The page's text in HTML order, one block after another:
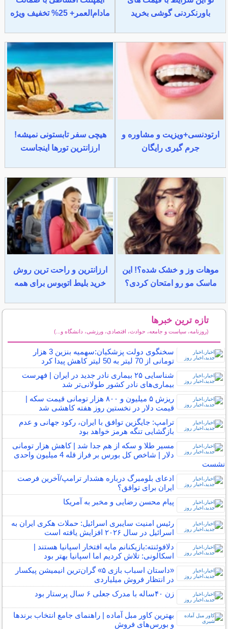
باورنکردنی گوشی بخرید
مادام‌العمر+ 25% تخفیف ویژه
ارتودنسی+ویزیت و مشاوره و
جرم گیری رایگان
هیچی سفر تابستونی نمیشه!
ارزانترین تورها اینجاست
موهات وز و خشک شده؟! این
ماسک مو رو امتحان کردی؟
ارزانترین و راحت ترین روش
خرید بلیط اتوبوس برای همه
تازه ترین خبرها
(روزنامه، سیاست و جامعه، حوادث، اقتصادی، ورزشی، دانشگاه و...)
سخنگوی دولت پزشکیان:سهمیه بنزین 3 هزار
تومانی از 70 لیتر به 50 لیتر کاهش پیدا کرد
شناسایی ۲۵ بیماری نادر جدید در ایران | فهرست
بیماری‌های نادر کشور طولانی‌تر شد
ریزش ۵ میلیون و ۸۰۰ هزار تومانی قیمت سکه |
قیمت دلار در نخستین روز هفته کاهشی شد
ترامپ: جایگزین توافق با ایران، رکود جهانی و عدم
بازگشایی تنگه هرمز خواهد بود
مسیر طلا و سکه از هم جدا شد | کاهش هزار تومانی
دلار | شاخص کل بورس بر فراز قله 4 میلیون واحدی
نشست
ادعای بلومبرگ درباره هشدار ترامپ/آخرین فرصت
ایران برای توافق؟
پیام محسن رضایی و مخبر به آمریکا
رئیس امنیت سایبری اسرائیل: حملات هکری ایران به
اسرائیل در سال ۲۰۲۶ افزایش یافته است
دلافوئنته:بازیکنانم مایه افتخار اسپانیا هستند |
اسکالونی: تلاش کردیم اما اسپانیا بهتر بود
«داستان اسباب بازی ۵» گران‌ترین انیمیشن پیکسار
در انتظار فروش میلیاردی
زن ۴۰ساله با مدرک جعلی ۶ سال پرستار بود
بهترین کاور مبل آماده | راهنمای جامع انتخاب برندها
و بورس‌های فروش